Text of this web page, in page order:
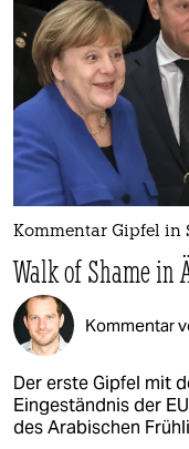
Kommentar Gipfel in
Walk of Shame in
Kommentar
Der erste Gipfel mit
Eingeständnis der
des Arabischen